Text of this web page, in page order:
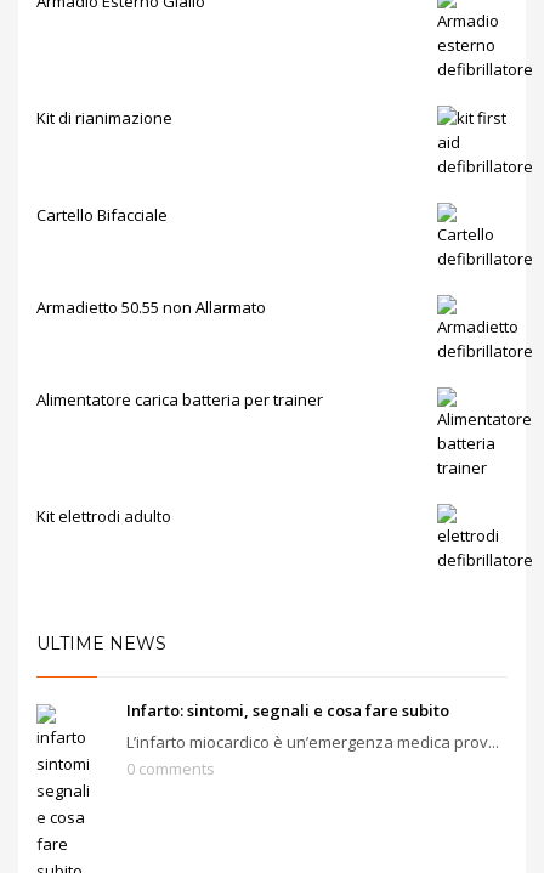
Kit di rianimazione
Cartello Bifacciale
Armadietto 50.55 non Allarmato
Alimentatore carica batteria per trainer
Kit elettrodi adulto
ULTIME NEWS
Infarto: sintomi, segnali e cosa fare subito
L’infarto miocardico è un’emergenza medica prov...
0 comments